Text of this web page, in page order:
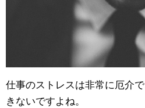
仕事のストレスは非常に厄介
きないですよね。